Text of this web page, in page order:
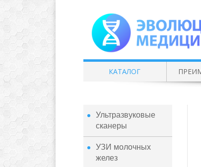
КАТАЛОГ
Ультразвуковые
сканеры
УЗИ молочных
желез